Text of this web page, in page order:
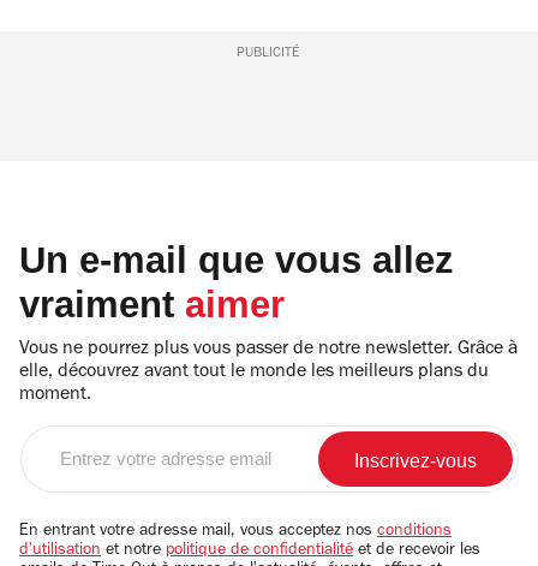
PUBLICITÉ
Un e-mail que vous allez
vraiment aimer
Vous ne pourrez plus vous passer de notre newsletter. Grâce à
elle, découvrez avant tout le monde les meilleurs plans du
moment.
email
En entrant votre adresse mail, vous acceptez nos conditions
d'utilisation et notre politique de confidentialité et de recevoir les